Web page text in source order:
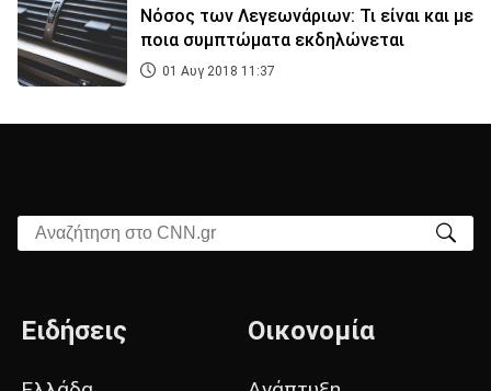
Νόσος των Λεγεωνάριων: Τι είναι και με
ποια συμπτώματα εκδηλώνεται
01 Αυγ 2018 11:37
Αναζήτηση στο CNN.gr
Ειδήσεις Οικονομία